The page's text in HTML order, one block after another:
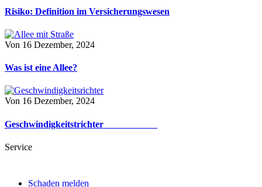
Risiko: Definition im Versicherungswesen
Von 16 Dezember, 2024
Was ist eine Allee?
Von 16 Dezember, 2024
Geschwindigkeitstrichter
Service
Schaden melden